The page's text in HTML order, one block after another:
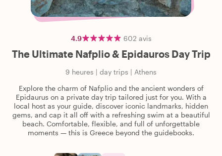
4.9 602 avis
The Ultimate Nafplio & Epidauros Day Trip
9 heures | day trips | Athens
Explore the charm of Nafplio and the ancient wonders of
Epidaurus on a private day trip tailored just for you. With a
local host as your guide, discover iconic landmarks, hidden
gems, and cap it all off with a refreshing swim at a beautiful
beach. Comfortable, flexible, and full of unforgettable
moments — this is Greece beyond the guidebooks.